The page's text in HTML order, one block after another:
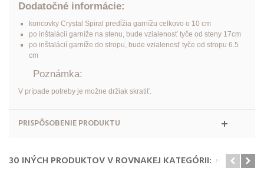
Dodatočné informácie:
koncovky Crystal Spiral predĺžia garnížu celkovo o 10 cm
po inštalácií garníže na stenu, bude vzialenosť tyče od steny 17cm
po inštalácií garníže do stropu, bude vzialenosť tyče od stropu 6.5
cm
Poznámka:
V prípade potreby je možne držiak skratiť.
PRISPÔSOBENIE PRODUKTU
30 INÝCH PRODUKTOV V ROVNAKEJ KATEGÓRII: